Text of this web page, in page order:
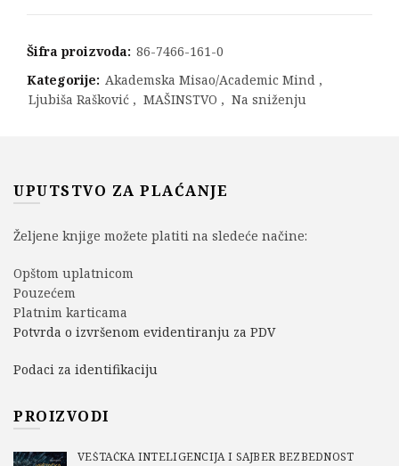
Šifra proizvoda: 86-7466-161-0
Kategorije: Akademska Misao/Academic Mind ,
Ljubiša Rašković , MAŠINSTVO , Na sniženju
UPUTSTVO ZA PLAĆANJE
Željene knjige možete platiti na sledeće načine:
Opštom uplatnicom
Pouzećem
Platnim karticama
Potvrda o izvršenom evidentiranju za PDV
Podaci za identifikaciju
PROIZVODI
VEŠTAČKA INTELIGENCIJA I SAJBER BEZBEDNOST